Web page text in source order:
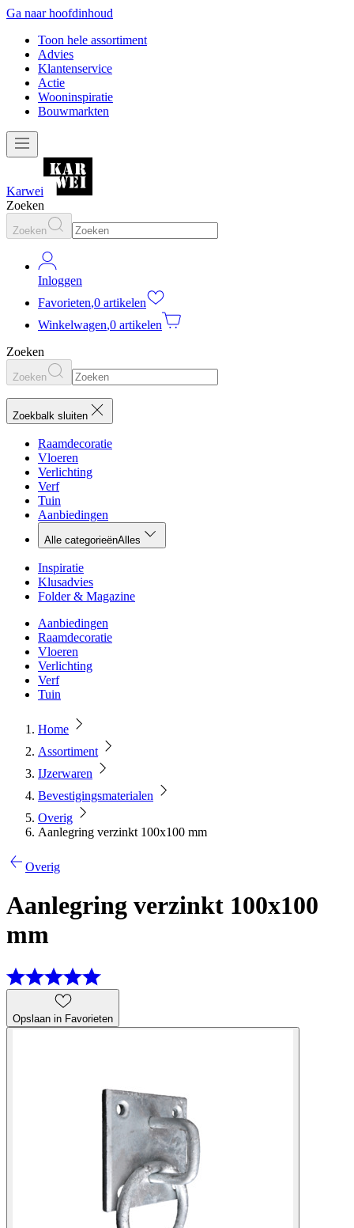
Ga naar hoofdinhoud
Toon hele assortiment
Advies
Klantenservice
Actie
Wooninspiratie
Bouwmarkten
Karwei
Zoeken
Zoeken
Inloggen
Favorieten,0 artikelen
Winkelwagen,0 artikelen
Zoeken
Zoeken
Zoekbalk sluiten
Raamdecoratie
Vloeren
Verlichting
Verf
Tuin
Aanbiedingen
Alle categorieënAlles
Inspiratie
Klusadvies
Folder & Magazine
Aanbiedingen
Raamdecoratie
Vloeren
Verlichting
Verf
Tuin
Home
Assortiment
IJzerwaren
Bevestigingsmaterialen
Overig
Aanlegring verzinkt 100x100 mm
Overig
Aanlegring verzinkt 100x100
mm
Opslaan in Favorieten